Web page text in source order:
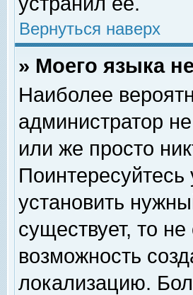
Вернуться наверх
» Моего языка
Наиболее
администратор
или же просто
Поинтересуйтесь
установить
существует, то
возможность
локализацию.